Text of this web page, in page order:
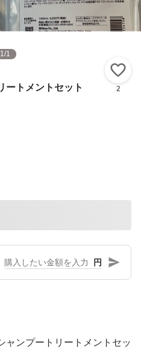
1/1
ートメントセット
2
円
ャンプートリートメントセッ